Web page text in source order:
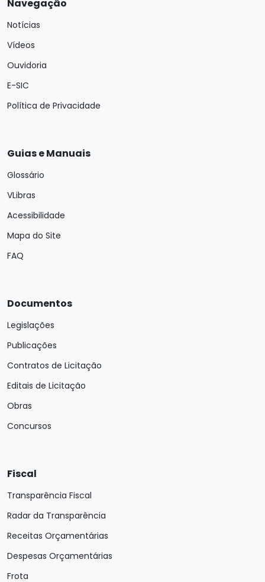
Navegação
Notícias
Vídeos
Ouvidoria
E-SIC
Política de Privacidade
Guias e Manuais
Glossário
VLibras
Acessibilidade
Mapa do Site
FAQ
Documentos
Legislações
Publicações
Contratos de Licitação
Editais de Licitação
Obras
Concursos
Fiscal
Transparência Fiscal
Radar da Transparência
Receitas Orçamentárias
Despesas Orçamentárias
Frota